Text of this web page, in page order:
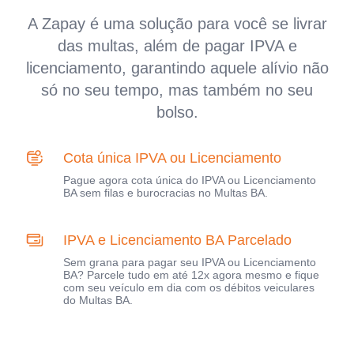
A Zapay é uma solução para você se livrar
das multas, além de pagar IPVA e
licenciamento, garantindo aquele alívio não
só no seu tempo, mas também no seu
bolso.
Cota única IPVA ou Licenciamento
Pague agora cota única do IPVA ou Licenciamento
BA sem filas e burocracias no Multas BA.
IPVA e Licenciamento BA Parcelado
Sem grana para pagar seu IPVA ou Licenciamento
BA? Parcele tudo em até 12x agora mesmo e fique
com seu veículo em dia com os débitos veiculares
do Multas BA.